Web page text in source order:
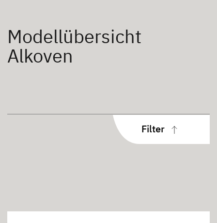
Modellübersicht
Alkoven
Filter